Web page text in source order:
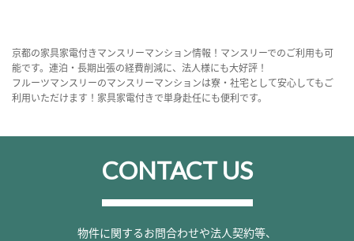
京都の家具家電付きマンスリーマンション情報！マンスリーでのご利用も可
能です。連泊・長期出張の経費削減に、法人様にも大好評！
フルーツマンスリーのマンスリーマンションは寮・社宅として安心してもご
利用いただけます！家具家電付きで単身赴任にも便利です。
CONTACT US
物件に関するお問合わせや法人契約等、